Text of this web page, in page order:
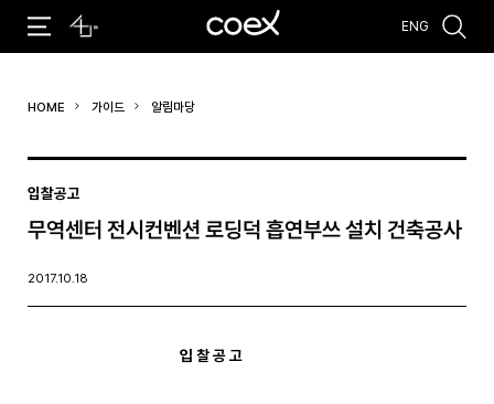
#코엑스 전시 #행사
ENG
HOME 가이드 알림마당
입찰공고
무역센터 전시컨벤션 로딩덕 흡연부쓰 설치 건축공사
2017.10.18
입 찰 공 고